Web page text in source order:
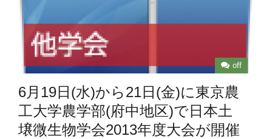
off
6月19日(水)から21日(金)に東京農
工大学農学部(府中地区)で日本土
壌微生物学会2013年度大会が開催